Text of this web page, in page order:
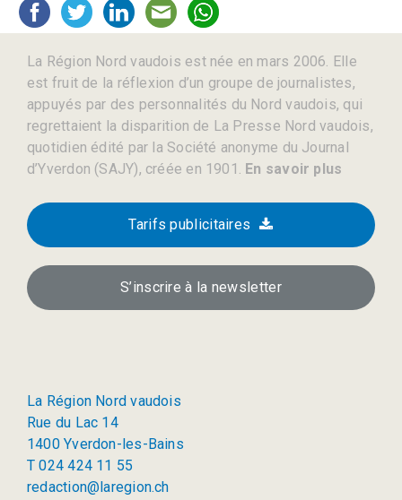
La Région Nord vaudois est née en mars 2006. Elle
est fruit de la réflexion d’un groupe de journalistes,
appuyés par des personnalités du Nord vaudois, qui
regrettaient la disparition de La Presse Nord vaudois,
quotidien édité par la Société anonyme du Journal
d’Yverdon (SAJY), créée en 1901. En savoir plus
Tarifs publicitaires
S’inscrire à la newsletter
La Région Nord vaudois
Rue du Lac 14
1400 Yverdon-les-Bains
T 024 424 11 55
redaction@laregion.ch